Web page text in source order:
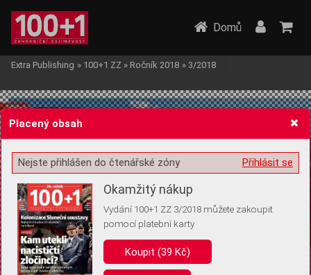
Žádost o souhlas s ukládáním volitelných informací
Pro základní fungování webu nepotřebujeme ukládat žádné informace
(tzv. cookies apod.). Rádi bychom vás ale požádali o souhlas s
Domů
Extra Publishing » 100+1 ZZ » Ročník 2018 » 3/2018
Placený obsah
Přihlásit se
Nejste přihlášen do čtenářské zóny
Okamžitý nákup
Vydání 100+1 ZZ 3/2018 můžete zakoupit
pomocí platební karty
Koupit (39 Kč)